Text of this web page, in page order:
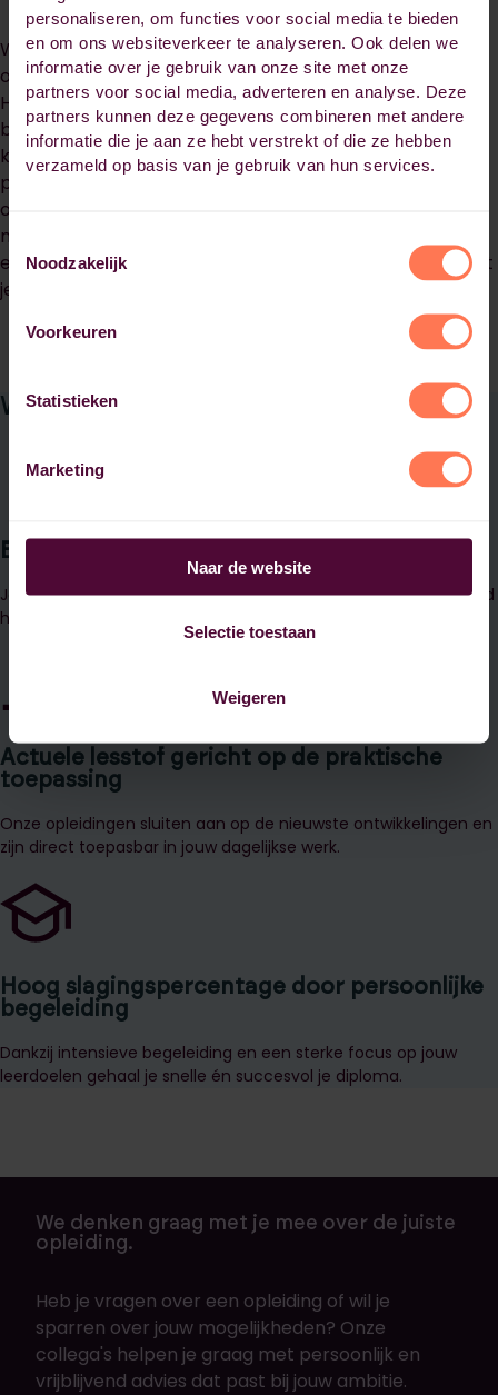
personaliseren, om functies voor social media te bieden
en om ons websiteverkeer te analyseren. Ook delen we
informatie over je gebruik van onze site met onze
partners voor social media, adverteren en analyse. Deze
partners kunnen deze gegevens combineren met andere
informatie die je aan ze hebt verstrekt of die ze hebben
verzameld op basis van je gebruik van hun services.
Toestemmingsselectie
Noodzakelijk
Voorkeuren
Statistieken
Marketing
Naar de website
Selectie toestaan
Weigeren
Wil je risico’s in kaart brengen en je organisatie helpen
om in control te blijven? Met een auditor opleiding bij
Habeo+ ontwikkel je de vaardigheden om processen,
beleid en IT-systemen kritisch te onderzoeken. Of je nu
kiest voor operational auditing opleiding, een
postbacheloropleiding IT-auditing of soft controls: onze
opleidingen bieden direct toepasbare kennis die je
meteen in je werk gebruikt. Leer van ervaren docenten
en werk aan een eigen auditontwerp uit je praktijk, zodat
je wat je leert direct kunt toepassen.
Waarom Habeo+?
Ervaren docenten uit de praktijk
Je krijgt les van professionals die zelf jarenlang in het vakgebied
hebben gewerkt en precies weren wat er speelt in de praktijk.
Actuele lesstof gericht op de praktische
toepassing
Onze opleidingen sluiten aan op de nieuwste ontwikkelingen en
zijn direct toepasbar in jouw dagelijkse werk.
Hoog slagingspercentage door persoonlijke
begeleiding
Dankzij intensieve begeleiding en een sterke focus op jouw
leerdoelen gehaal je snelle én succesvol je diploma.
We denken graag met je mee over de juiste
opleiding.
Heb je vragen over een opleiding of wil je
sparren over jouw mogelijkheden? Onze
collega's helpen je graag met persoonlijk en
vrijblijvend advies dat past bij jouw ambitie.